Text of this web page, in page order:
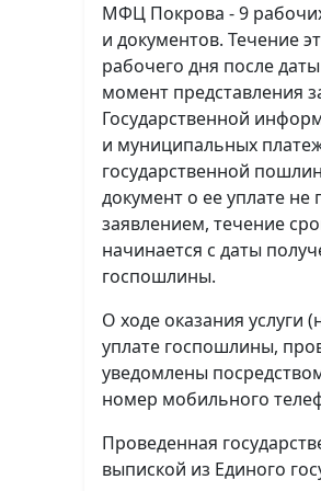
МФЦ Покрова - 9
и документов. Течение
рабочего дня после
момент представления
Государственной
и муниципальных
государственной
документ о ее уплате не
заявлением, течение
начинается с даты
госпошлины.
О ходе оказания
уплате госпошлины,
уведомлены
номер мобильного
Проведенная
выпиской из Единого